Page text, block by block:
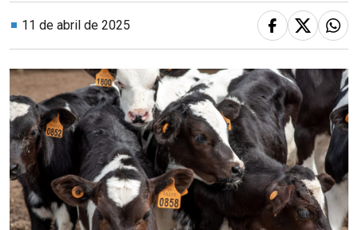
11 de abril de 2025